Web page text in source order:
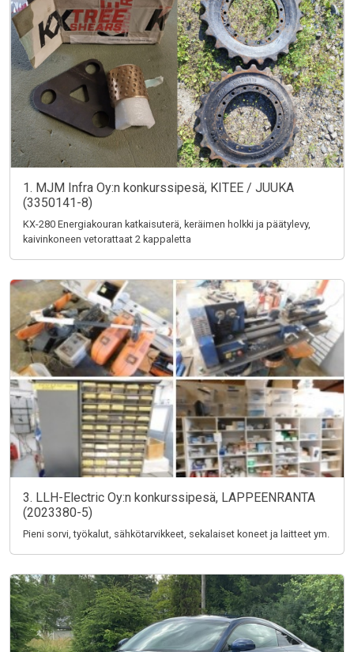
1. MJM Infra Oy:n konkurssipesä, KITEE / JUUKA
(3350141-8)
KX-280 Energiakouran katkaisuterä, keräimen holkki ja päätylevy,
kaivinkoneen vetorattaat 2 kappaletta
3. LLH-Electric Oy:n konkurssipesä, LAPPEENRANTA
(2023380-5)
Pieni sorvi, työkalut, sähkötarvikkeet, sekalaiset koneet ja laitteet ym.